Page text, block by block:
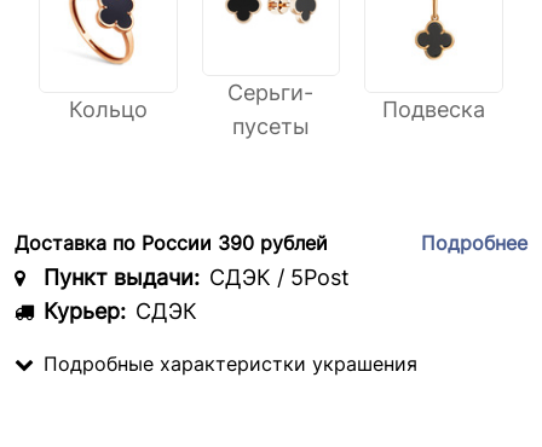
Кольцо
Серьги-
пусеты
Подвеска
Доставка по России 390 рублей Подробнее
Пункт выдачи: СДЭК / 5Post
Курьер: СДЭК
Подробные характеристки украшения